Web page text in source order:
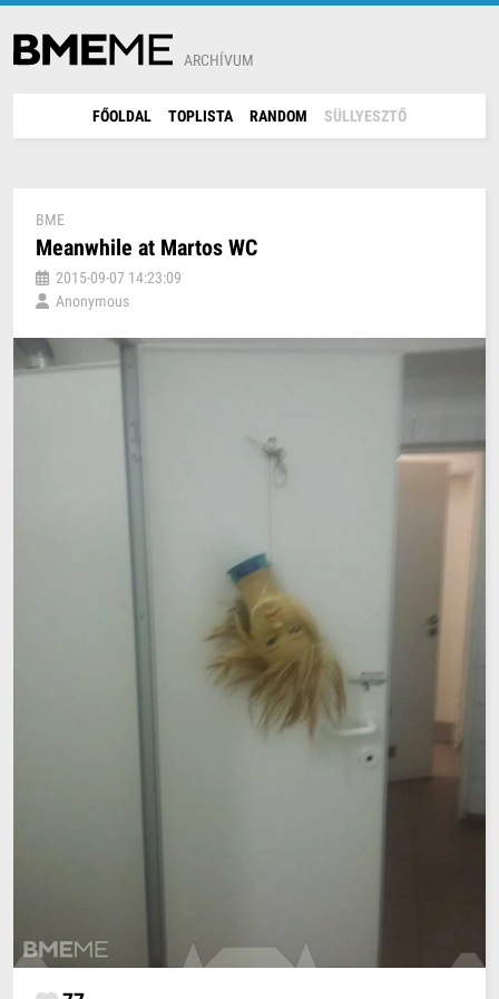
ARCHÍVUM
FŐOLDAL TOPLISTA RANDOM SÜLLYESZTŐ
BME
Meanwhile at Martos WC
2015-09-07 14:23:09
Anonymous